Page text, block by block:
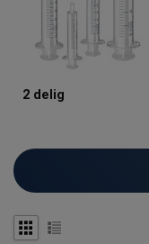
2 delig